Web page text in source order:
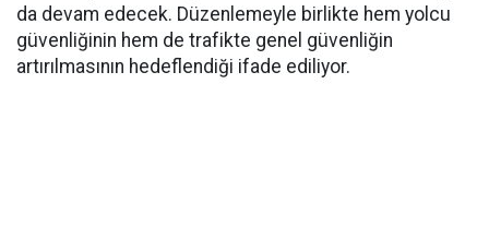
da devam edecek. Düzenlemeyle birlikte hem yolcu
güvenliğinin hem de trafikte genel güvenliğin
artırılmasının hedeflendiği ifade ediliyor.